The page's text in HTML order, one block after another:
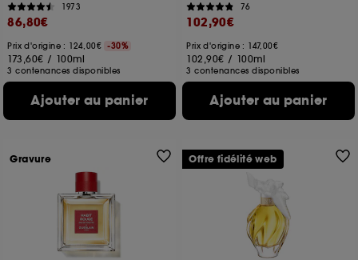
1973
86,80€
Prix d'origine : 124,00€ -30%
173,60€ / 100ml
3 contenances disponibles
Ajouter au panier
76
102,90€
Prix d'origine : 147,00€
102,90€ / 100ml
3 contenances disponibles
Ajouter au panier
Gravure Offre fidélité web